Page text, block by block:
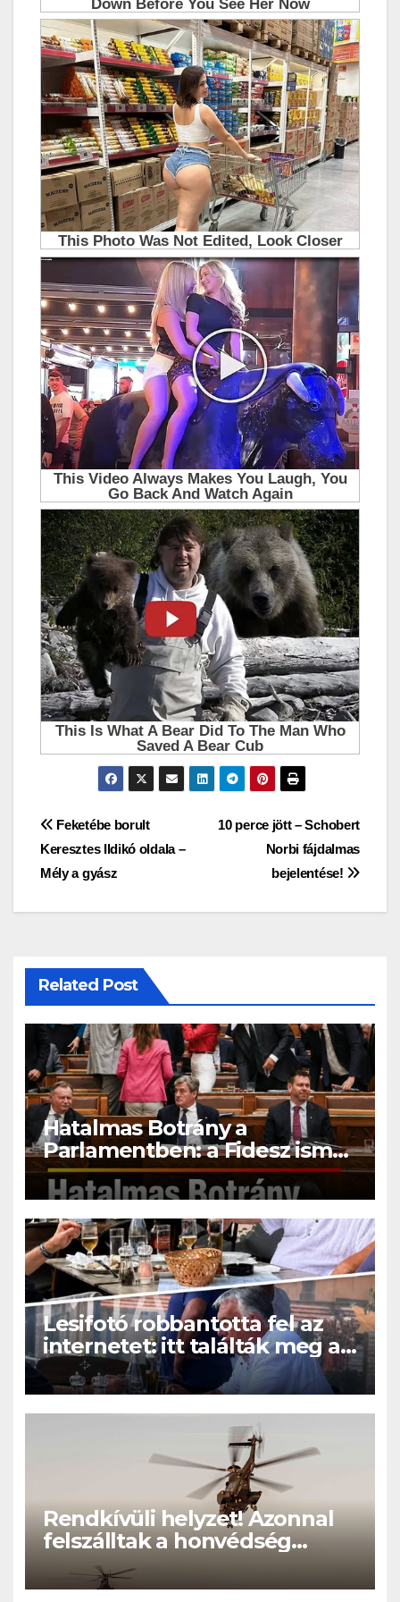
Bejegyzés
navigáció
10 perce jött – Schobert
Norbi fájdalmas
bejelentése!
Feketébe borult
Keresztes Ildikó oldala –
Mély a gyász
Related Post
Hatalmas Botrány a
Parlamentben: a Fidesz ismét
kitett magáért!
Lesifotó robbantotta fel az
internetet: itt találták meg az
eltűnt Orbán Viktort!
Rendkívüli helyzet! Azonnal
felszálltak a honvédség
helikopterei, óriási a baj
Magyarországon! – Kiadták a